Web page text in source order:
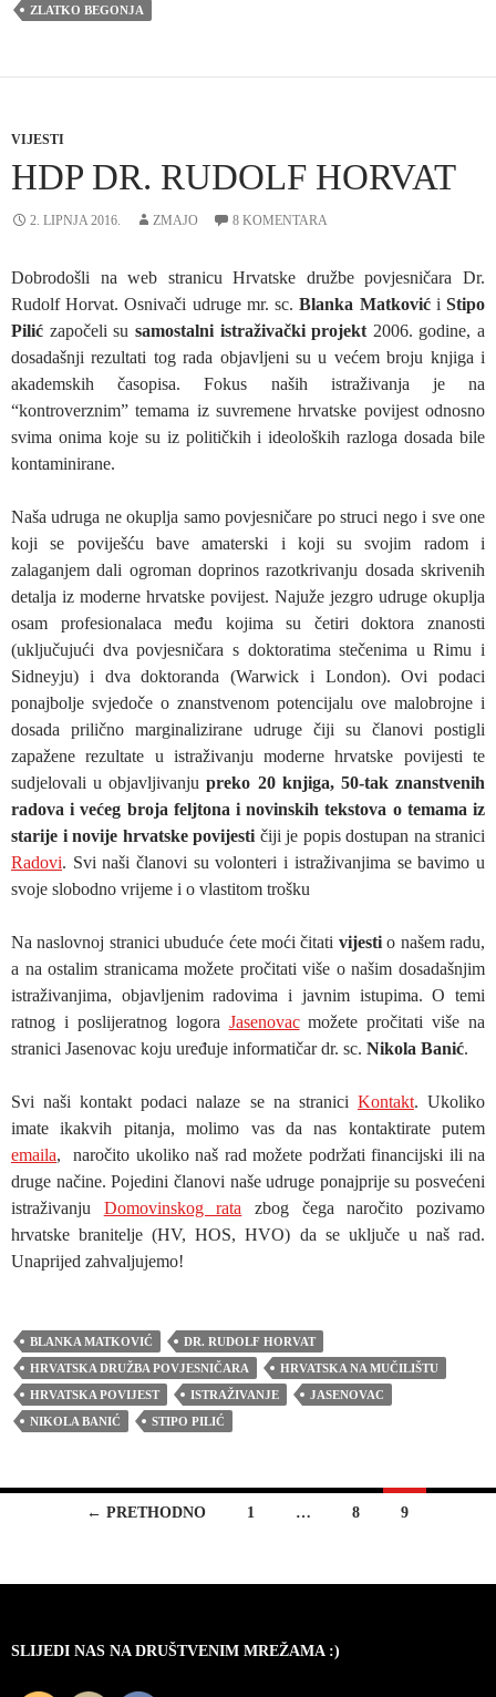
ZLATKO BEGONJA
VIJESTI
HDP DR. RUDOLF HORVAT
2. LIPNJA 2016. ZMAJO 8 KOMENTARA
Dobrodošli na web stranicu Hrvatske družbe povjesničara Dr.
Rudolf Horvat. Osnivači udruge mr. sc.Blanka MatkovićiStipo
Pilić započeli su samostalni istraživački projekt 2006. godine, a
dosadašnji rezultati tog rada objavljeni su u većem broju knjiga i
akademskih časopisa. Fokus naših istraživanja je na
“kontroverznim” temama iz suvremene hrvatske povijest odnosno
svima onima koje su iz političkih i ideoloških razloga dosada bile
kontaminirane.
Naša udruga ne okuplja samo povjesničare po struci nego i sve one
koji se poviješću bave amaterski i koji su svojim radom i
zalaganjem dali ogroman doprinos razotkrivanju dosada skrivenih
detalja iz moderne hrvatske povijest. Najuže jezgro udruge okuplja
osam profesionalaca među kojima su četiri doktora znanosti
(uključujući dva povjesničara s doktoratima stečenima u Rimu i
Sidneyju) i dva doktoranda (Warwick i London). Ovi podaci
ponajbolje svjedoče o znanstvenom potencijalu ove malobrojne i
dosada prilično marginalizirane udruge čiji su članovi postigli
zapažene rezultate u istraživanju moderne hrvatske povijesti te
sudjelovali u objavljivanjupreko 20 knjiga, 50-tak znanstvenih
radova i većeg broja feljtona i novinskih tekstova o temama iz
starije i novije hrvatske povijesti čiji je popis dostupan na stranici
Radovi. Svi naši članovi su volonteri i istraživanjima se bavimo u
svoje slobodno vrijeme i o vlastitom trošku
Na naslovnoj stranici ubuduće ćete moći čitati vijestio našem radu,
a na ostalim stranicama možete pročitati više o našim dosadašnjim
istraživanjima, objavljenim radovima i javnim istupima. O temi
ratnog i poslijeratnog logora Jasenovacmožete pročitati više na
stranici Jasenovac koju uređuje informatičar dr. sc. Nikola Banić.
Svi naši kontakt podaci nalaze se na stranici Kontakt. Ukoliko
imate ikakvih pitanja, molimo vas da nas kontaktirate putem
emaila, naročito ukoliko naš rad možete podržati financijski ili na
druge načine. Pojedini članovi naše udruge ponajprije su posvećeni
istraživanju Domovinskog rata zbog čega naročito pozivamo
hrvatske branitelje (HV, HOS, HVO) da se uključe u naš rad.
Unaprijed zahvaljujemo!
BLANKA MATKOVIĆ
DR. RUDOLF HORVAT
HRVATSKA DRUŽBA POVJESNIČARA
HRVATSKA NA MUČILIŠTU
HRVATSKA POVIJEST
ISTRAŽIVANJE
JASENOVAC
NIKOLA BANIĆ
STIPO PILIĆ
Navigacija
objave
← PRETHODNO 1 … 8 9
SLIJEDI NAS NA DRUŠTVENIM MREŽAMA :)